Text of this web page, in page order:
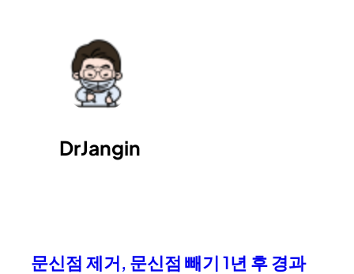
DrJangin
문신점 제거, 문신점 빼기 1년 후 경과